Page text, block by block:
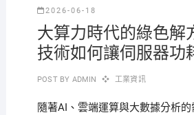
2026-06-18
大算力時代的綠色解
技術如何讓伺服器功
POST BY ADMIN 工業資訊
隨著AI、雲端運算與大數據分析